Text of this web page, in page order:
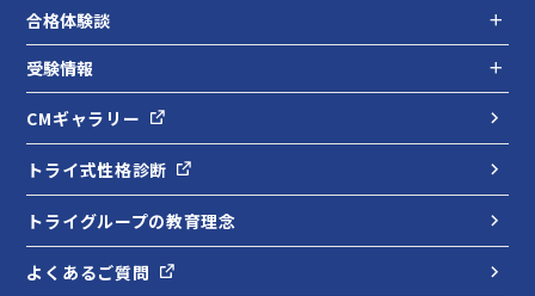
合格体験談
受験情報
CMギャラリー
トライ式性格診断
トライグループの教育理念
よくあるご質問